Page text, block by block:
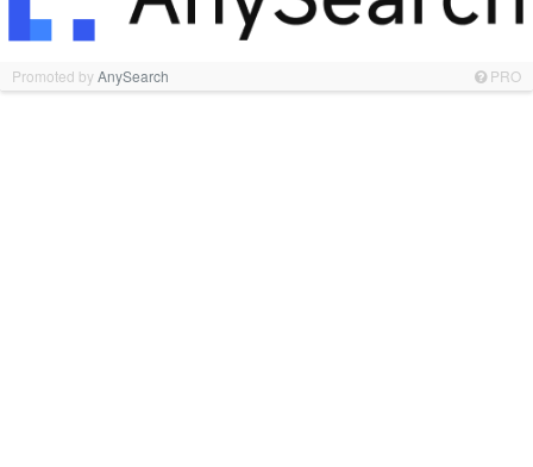
Promoted byAnySearch PRO